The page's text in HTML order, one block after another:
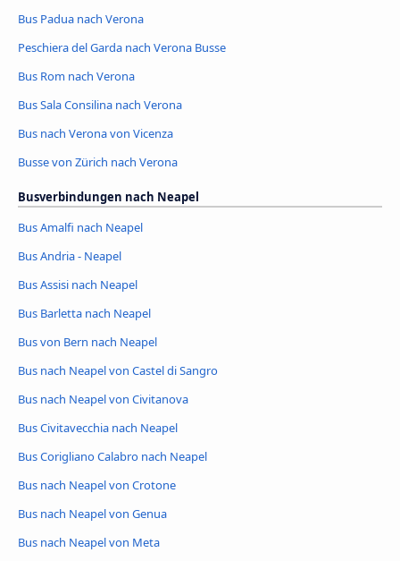
Bus Padua nach Verona
Peschiera del Garda nach Verona Busse
Bus Rom nach Verona
Bus Sala Consilina nach Verona
Bus nach Verona von Vicenza
Busse von Zürich nach Verona
Busverbindungen nach Neapel
Bus Amalfi nach Neapel
Bus Andria - Neapel
Bus Assisi nach Neapel
Bus Barletta nach Neapel
Bus von Bern nach Neapel
Bus nach Neapel von Castel di Sangro
Bus nach Neapel von Civitanova
Bus Civitavecchia nach Neapel
Bus Corigliano Calabro nach Neapel
Bus nach Neapel von Crotone
Bus nach Neapel von Genua
Bus nach Neapel von Meta